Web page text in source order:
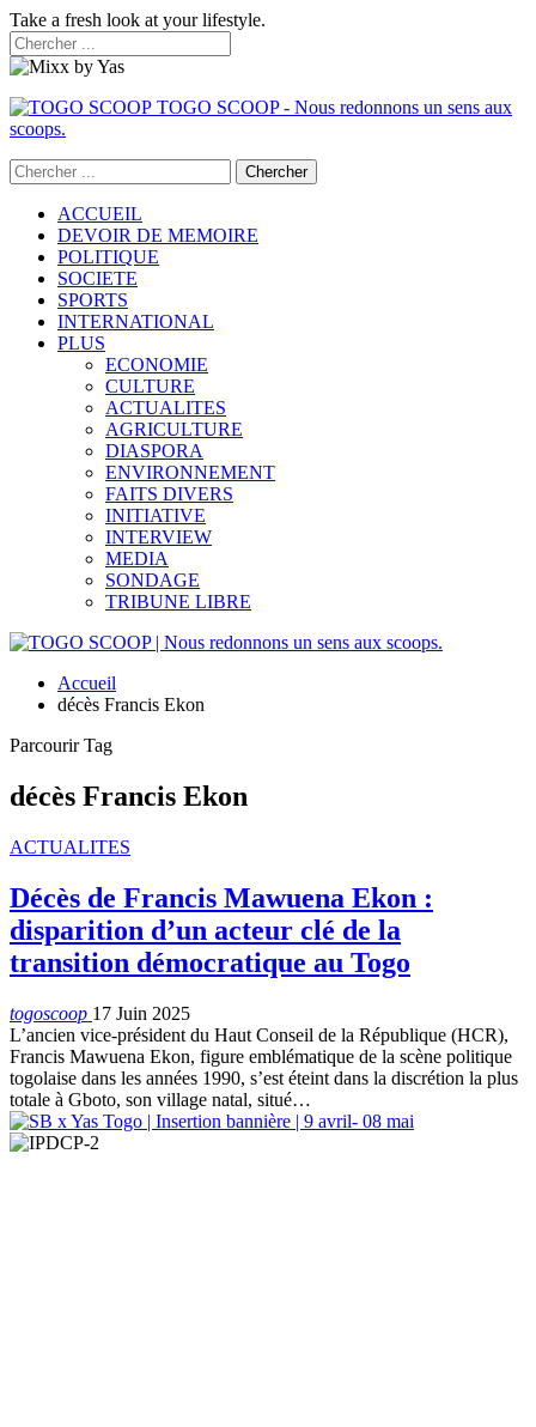
Take a fresh look at your lifestyle.
TOGO SCOOP - Nous redonnons un sens aux
scoops.
ACCUEIL
DEVOIR DE MEMOIRE
POLITIQUE
SOCIETE
SPORTS
INTERNATIONAL
PLUS
ECONOMIE
CULTURE
ACTUALITES
AGRICULTURE
DIASPORA
ENVIRONNEMENT
FAITS DIVERS
INITIATIVE
INTERVIEW
MEDIA
SONDAGE
TRIBUNE LIBRE
Accueil
décès Francis Ekon
Parcourir Tag
décès Francis Ekon
ACTUALITES
Décès de Francis Mawuena Ekon :
disparition d’un acteur clé de la
transition démocratique au Togo
togoscoop 17 Juin 2025
L’ancien vice-président du Haut Conseil de la République (HCR),
Francis Mawuena Ekon, figure emblématique de la scène politique
togolaise dans les années 1990, s’est éteint dans la discrétion la plus
totale à Gboto, son village natal, situé…